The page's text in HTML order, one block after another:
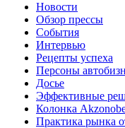
Новости
Обзор прессы
События
Интервью
Рецепты успеха
Персоны
Досье
Эффективные
Колонка
Практика рынка